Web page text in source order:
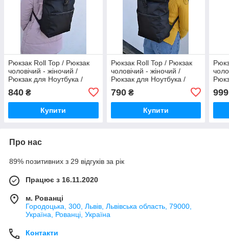
Рюкзак Roll Top / Рюкзак
чоловічий - жіночий /
Рюкзак для Ноутбука /
Рюкзак мужской черный /
рюкзак городской
840 ₴
Купити
Рюкзак Roll Top / Рюкзак
чоловічий - жіночий /
Рюкзак для Ноутбука /
Рюкзак мужской черный /
рюкзак городской
790₴
Купити
999
Про нас
89% позитивних з 29 відгуків за рік
Працює з 16.11.2020
м. Рованці
Городоцька, 300, Львів, Львівська область, 79000,
Україна, Рованці, Україна
Контакти